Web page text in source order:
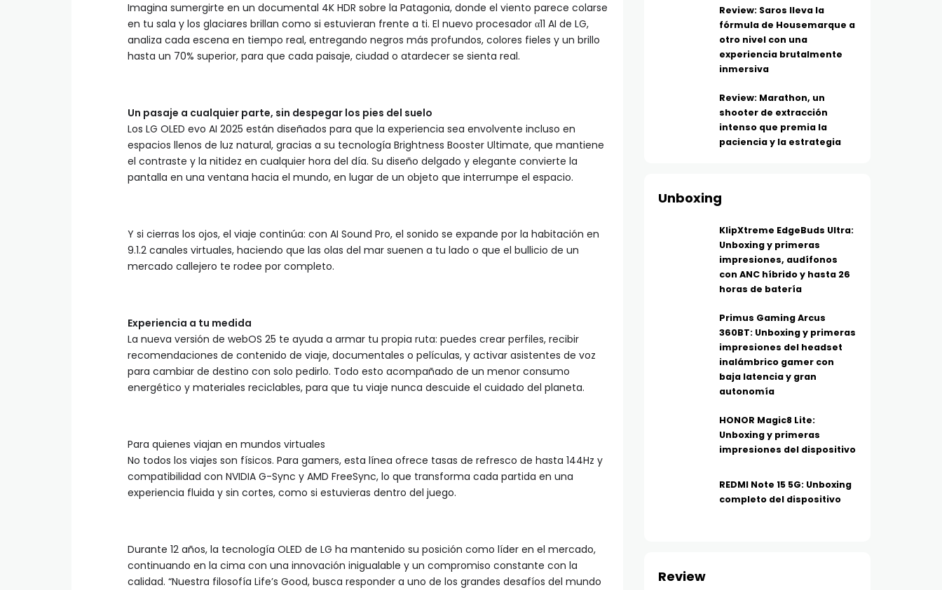
Imagina sumergirte en un documental 4K HDR sobre la Patagonia, donde el viento parece colarse
en tu sala y los glaciares brillan como si estuvieran frente a ti. El nuevo procesador α11 AI de LG,
analiza cada escena en tiempo real, entregando negros más profundos, colores fieles y un brillo
hasta un 70% superior, para que cada paisaje, ciudad o atardecer se sienta real.
Un pasaje a cualquier parte, sin despegar los pies del suelo
Los LG OLED evo AI 2025 están diseñados para que la experiencia sea envolvente incluso en
espacios llenos de luz natural, gracias a su tecnología Brightness Booster Ultimate, que mantiene
el contraste y la nitidez en cualquier hora del día. Su diseño delgado y elegante convierte la
pantalla en una ventana hacia el mundo, en lugar de un objeto que interrumpe el espacio.
Y si cierras los ojos, el viaje continúa: con AI Sound Pro, el sonido se expande por la habitación en
9.1.2 canales virtuales, haciendo que las olas del mar suenen a tu lado o que el bullicio de un
mercado callejero te rodee por completo.
Experiencia a tu medida
La nueva versión de webOS 25 te ayuda a armar tu propia ruta: puedes crear perfiles, recibir
recomendaciones de contenido de viaje, documentales o películas, y activar asistentes de voz
para cambiar de destino con solo pedirlo. Todo esto acompañado de un menor consumo
energético y materiales reciclables, para que tu viaje nunca descuide el cuidado del planeta.
Para quienes viajan en mundos virtuales
No todos los viajes son físicos. Para gamers, esta línea ofrece tasas de refresco de hasta 144Hz y
compatibilidad con NVIDIA G-Sync y AMD FreeSync, lo que transforma cada partida en una
experiencia fluida y sin cortes, como si estuvieras dentro del juego.
Durante 12 años, la tecnología OLED de LG ha mantenido su posición como líder en el mercado,
continuando en la cima con una innovación inigualable y un compromiso constante con la
calidad. “Nuestra filosofía Life’s Good, busca responder a uno de los grandes desafíos del mundo
Review: Saros lleva la
fórmula de Housemarque a
otro nivel con una
experiencia brutalmente
inmersiva
Review: Marathon, un
shooter de extracción
intenso que premia la
paciencia y la estrategia
Unboxing
KlipXtreme EdgeBuds Ultra:
Unboxing y primeras
impresiones, audífonos
con ANC híbrido y hasta 26
horas de batería
Primus Gaming Arcus
360BT: Unboxing y primeras
impresiones del headset
inalámbrico gamer con
baja latencia y gran
autonomía
HONOR Magic8 Lite:
Unboxing y primeras
impresiones del dispositivo
REDMI Note 15 5G: Unboxing
completo del dispositivo
Review